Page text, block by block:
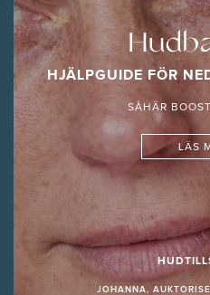
HJÄLPGUIDE FÖR
SÅHÄR
LÄS
JOHANNA,